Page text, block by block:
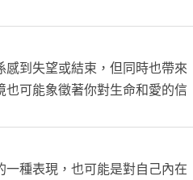
到失望或結束，但同時也帶來
可能象徵著你對生命和愛的信
種表現，也可能是對自己內在